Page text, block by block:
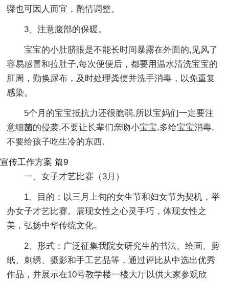
骤也可因人而宜，酌情调整。
3、注意腹部的保暖。
宝宝的小肚脐眼是不能长时间暴露在外面的,见风了
容易感冒和拉肚子,每次便便后，都要用温水清洗宝宝的
肛周，勤换尿布，及时处理粪便并洗手消毒，以免重复
感染。
5个月的宝宝抵抗力还很脆弱,所以宝妈们一定要注
意细菌的侵袭,不要让长辈们亲吻小宝宝,多给宝宝消毒,
不要给孩子吃生冷的东西.
宣传工作方案 篇9
一、女子才艺比赛（3月）
1、目的：以三月上旬的女生节和妇女节为契机，举
办女子才艺比赛。展现女性之心灵手巧，体现女性之
美，弘扬中华传统文化。
2、形式：广泛征集我院女研究生的书法、绘画、剪
纸、刺绣、摄影和手工艺品等，通过评比从中选出优秀
作品，并展示在10号教学楼一楼大厅以供大家参观欣